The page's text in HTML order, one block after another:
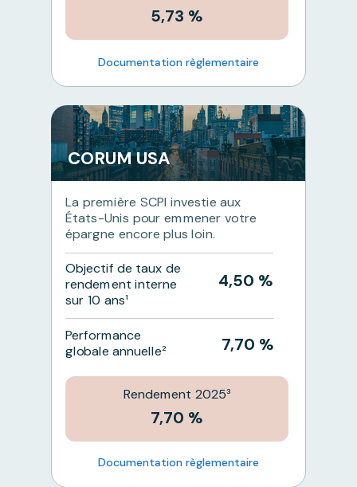
5,73 %
Documentation règlementaire
La première SCPI investie aux
États-Unis pour emmener votre
épargne encore plus loin.
Objectif de taux de
rendement interne
sur 10 ans¹
4,50 %
7,70 %
Rendement 2025³
7,70 %
Performance
globale annuelle²
Documentation règlementaire
CORUM USA